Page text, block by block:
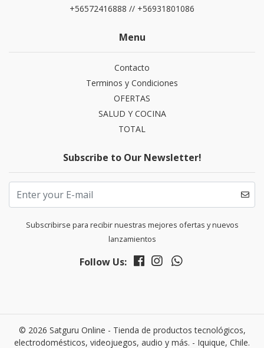
+56572416888 // +56931801086
Menu
Contacto
Terminos y Condiciones
OFERTAS
SALUD Y COCINA
TOTAL
Subscribe to Our Newsletter!
Subscribirse para recibir nuestras mejores ofertas y nuevos
lanzamientos
Follow Us:
© 2026 Satguru Online - Tienda de productos tecnológicos,
electrodomésticos, videojuegos, audio y más. - Iquique, Chile.